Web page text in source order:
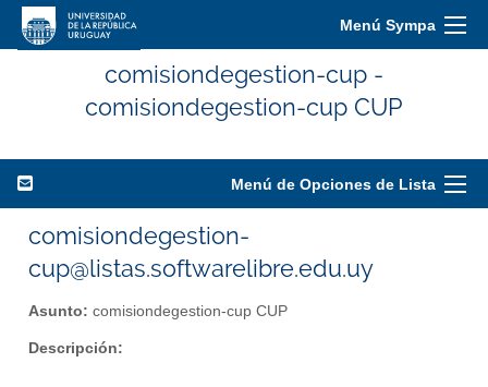
Menú Sympa
comisiondegestion-cup -
comisiondegestion-cup CUP
Menú de Opciones de Lista
comisiondegestion-
cup@listas.softwarelibre.edu.uy
Asunto: comisiondegestion-cup CUP
Descripción: